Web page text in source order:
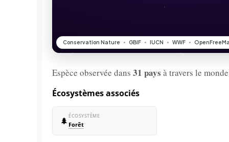
Espèce observée dans 31 pays à travers le
Écosystèmes associés
🌲 ÉCOSYSTÈME
Forêt